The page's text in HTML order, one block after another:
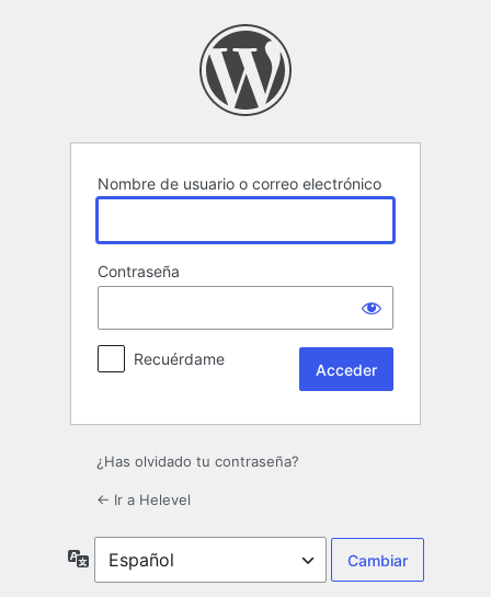
Nombre de usuario o correo electrónico
Contraseña
Recuérdame
¿Has olvidado tu contraseña?
← Ir a Helevel
Idioma